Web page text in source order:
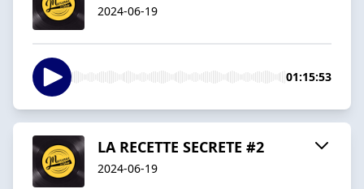
2024-06-19
01:15:53
LA RECETTE SECRETE #2
2024-06-19